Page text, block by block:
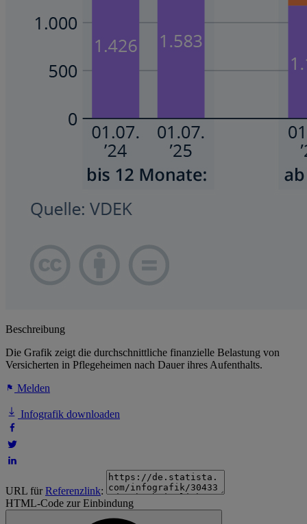
Beschreibung
Die Grafik zeigt die durchschnittliche finanzielle Belastung von
Versicherten in Pflegeheimen nach Dauer ihres Aufenthalts.
Melden
Infografik downloaden
URL fürReferenzlink:
HTML-Code zur Einbindung